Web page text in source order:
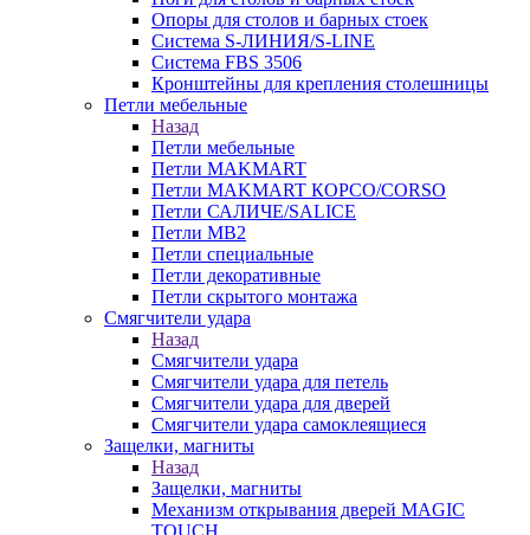
Опоры для столов и барных стоек
Система S-ЛИНИЯ/S-LINE
Система FBS 3506
Кронштейны для крепления столешницы
Петли мебельные
Назад
Петли мебельные
Петли MAKMART
Петли MAKMART КОРСО/CORSO
Петли САЛИЧЕ/SALICE
Петли MB2
Петли специальные
Петли декоративные
Петли скрытого монтажа
Смягчители удара
Назад
Смягчители удара
Смягчители удара для петель
Смягчители удара для дверей
Cмягчители удара самоклеящиеся
Защелки, магниты
Назад
Защелки, магниты
Механизм открывания дверей MAGIC
TOUCH